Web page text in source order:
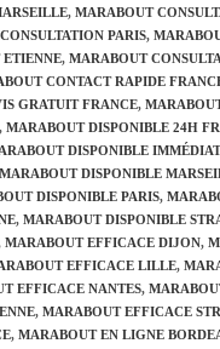
, MARABOUT
PARIS,
ETIENNE, MARABOUT
CONTACT RAPIDE
GRATUIT FRANCE,
, MARABOUT DISPONIBLE 24H
DISPONIBLE
MARABOUT DISPONIBLE
DISPONIBLE PARIS,
, MARABOUT DISPONIBLE
MARABOUT EFFICACE DIJON,
EFFICACE LILLE,
EFFICACE NANTES,
, MARABOUT EFFICACE
, MARABOUT EN LIGNE